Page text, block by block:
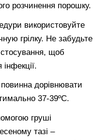
розчинення порошку.
використовуйте
грілку. Не забудьте
щоб
дорівнювати
37-39ºС.
груші
тазі –